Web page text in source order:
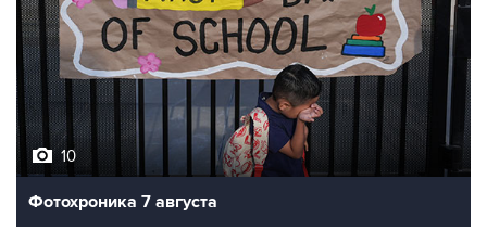
10
Фотохроника 7 августа